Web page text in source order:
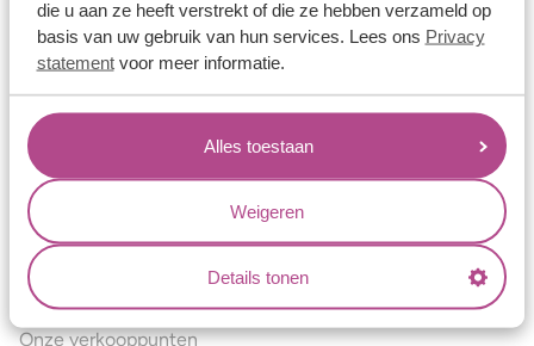
die u aan ze heeft verstrekt of die ze hebben verzameld op
basis van uw gebruik van hun services. Lees ons Privacy
statementvoor meer informatie.
Alles toestaan
Weigeren
Details tonen
Historie
Certificaten
Blogs
Jouw voordelen
Conflictvrije Materialen
Oneindig veel mogelijkheden
Kwaliteit
Juweliers & Contact
Onze verkooppunten